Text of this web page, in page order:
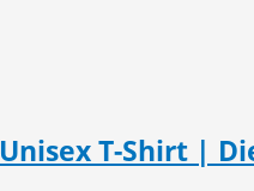
Unisex T-Shirt |